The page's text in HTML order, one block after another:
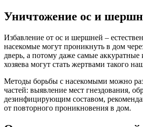
Уничтожение ос и
Избавление от ос и шершней –
насекомые могут проникнуть в дом
дверь, а потому даже самые
хозяева могут стать жертвами такого
Методы борьбы с насекомыми можно
частей: выявление мест гнездования,
дезинфицирующим составом,
от повторного проникновения в дом.